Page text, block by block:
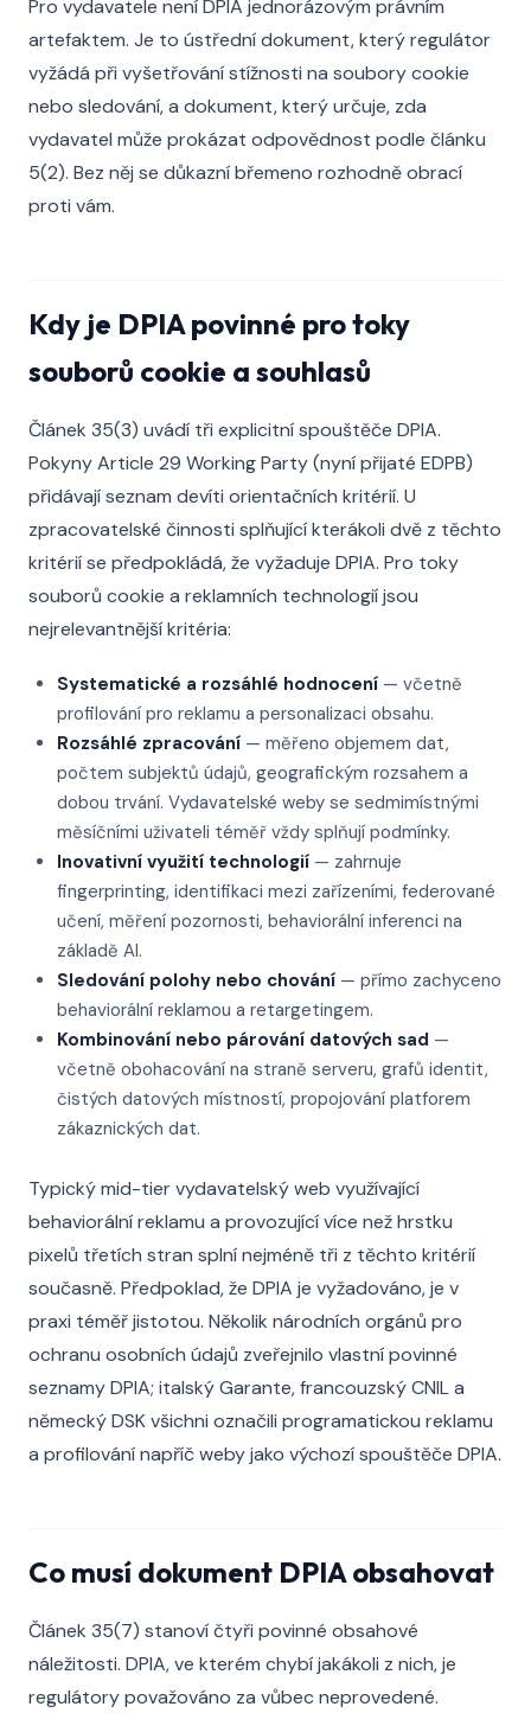
Pro vydavatele není DPIA jednorázovým právním
artefaktem. Je to ústřední dokument, který regulátor
vyžádá při vyšetřování stížnosti na soubory cookie
nebo sledování, a dokument, který určuje, zda
vydavatel může prokázat odpovědnost podle článku
5(2). Bez něj se důkazní břemeno rozhodně obrací
proti vám.
Kdy je DPIA povinné pro toky
souborů cookie a souhlasů
Článek 35(3) uvádí tři explicitní spouštěče DPIA.
Pokyny Article 29 Working Party (nyní přijaté EDPB)
přidávají seznam devíti orientačních kritérií. U
zpracovatelské činnosti splňující kterákoli dvě z těchto
kritérií se předpokládá, že vyžaduje DPIA. Pro toky
souborů cookie a reklamních technologií jsou
nejrelevantnější kritéria:
Systematické a rozsáhlé hodnocení — včetně
profilování pro reklamu a personalizaci obsahu.
Rozsáhlé zpracování — měřeno objemem dat,
počtem subjektů údajů, geografickým rozsahem a
dobou trvání. Vydavatelské weby se sedmimístnými
měsíčními uživateli téměř vždy splňují podmínky.
Inovativní využití technologií — zahrnuje
fingerprinting, identifikaci mezi zařízeními, federované
učení, měření pozornosti, behaviorální inferenci na
základě AI.
Sledování polohy nebo chování — přímo zachyceno
behaviorální reklamou a retargetingem.
Kombinování nebo párování datových sad —
včetně obohacování na straně serveru, grafů identit,
čistých datových místností, propojování platforem
zákaznických dat.
Typický mid-tier vydavatelský web využívající
behaviorální reklamu a provozující více než hrstku
pixelů třetích stran splní nejméně tři z těchto kritérií
současně. Předpoklad, že DPIA je vyžadováno, je v
praxi téměř jistotou. Několik národních orgánů pro
ochranu osobních údajů zveřejnilo vlastní povinné
seznamy DPIA; italský Garante, francouzský CNIL a
německý DSK všichni označili programatickou reklamu
a profilování napříč weby jako výchozí spouštěče DPIA.
Co musí dokument DPIA obsahovat
Článek 35(7) stanoví čtyři povinné obsahové
náležitosti. DPIA, ve kterém chybí jakákoli z nich, je
regulátory považováno za vůbec neprovedené.